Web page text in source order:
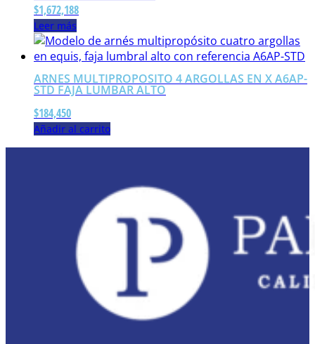
$1,672,188
Leer más
ARNES MULTIPROPOSITO 4 ARGOLLAS EN X A6AP-
STD FAJA LUMBAR ALTO
$184,450
Añadir al carrito